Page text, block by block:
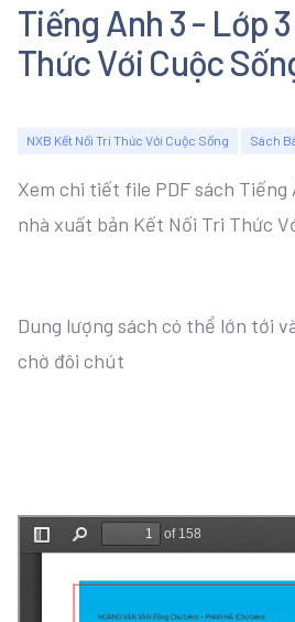
Tiếng Anh 3 - Lớp
Thức Với Cuộc
NXB Kết Nối Tri Thức Với Cuộc Sống Sách
Xem chi tiết file PDF sách Tiếng
nhà xuất bản Kết Nối Tri Thức
Dung lượng sách có thể lớn tới
chờ đôi chút